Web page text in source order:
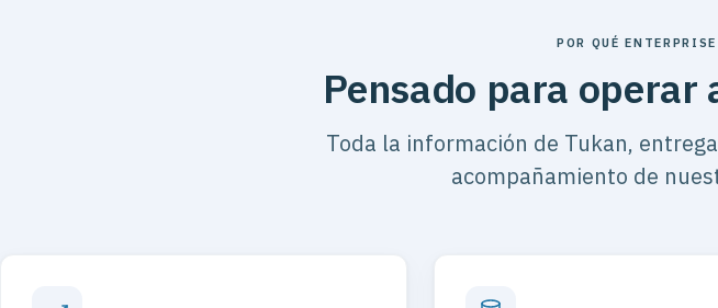
POR QUÉ ENTERPRISE
Pensado para operar
Toda la información de Tukan,
acompañamiento de